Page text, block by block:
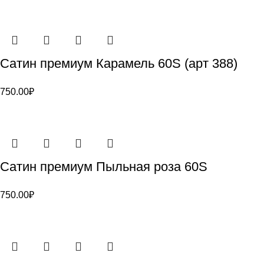
Сатин премиум Карамель 60S (арт 388)
750.00₽
Сатин премиум Пыльная роза 60S
750.00₽